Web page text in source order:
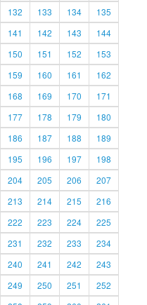
132 133 134
135
141 142 143
144
150 151 152
153
159 160 161
162
168 169 170
171
177 178 179
180
186 187 188
189
195 196 197
198
204 205 206
207
213 214 215
216
222 223 224
225
231 232 233
234
240 241 242
243
249 250 251
252